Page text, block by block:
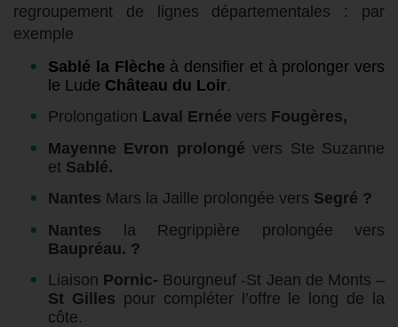
regroupement de lignes départementales : par
exemple
Sablé la Flèche à densifier et à prolonger vers
le Lude Château du Loir.
Prolongation Laval Ernée vers Fougères,
Mayenne Evron prolongévers Ste Suzanne
et Sablé.
Nantes Mars la Jaille prolongée vers Segré ?
Nantes la Regrippière
prolongée vers
Baupréau. ?
Liaison Pornic- Bourgneuf -St Jean de Monts –
St Gilles pour compléter l’offre le long de la
côte.